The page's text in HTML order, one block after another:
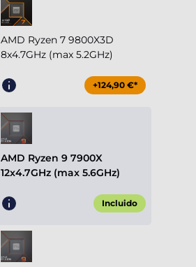
AMD Ryzen 7 9800X3D
8x4.7GHz (max 5.2GHz)
+124,90 €*
AMD Ryzen 9 7900X
12x4.7GHz (max 5.6GHz)
Incluido